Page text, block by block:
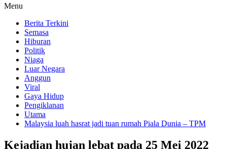
Menu
Berita Terkini
Semasa
Hiburan
Politik
Niaga
Luar Negara
Anggun
Viral
Gaya Hidup
Pengiklanan
Utama
Malaysia luah hasrat jadi tuan rumah Piala Dunia – TPM
Kejadian hujan lebat pada 25 Mei 2022